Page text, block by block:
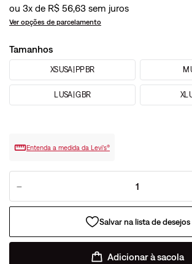
ou 3x de R$ 56,63
Ver opções de parcelamento
Tamanhos
XS USA | PP BR M
L USA | G BR XL
Entenda a medida da Levi’s®
－
Adicionar à sacola